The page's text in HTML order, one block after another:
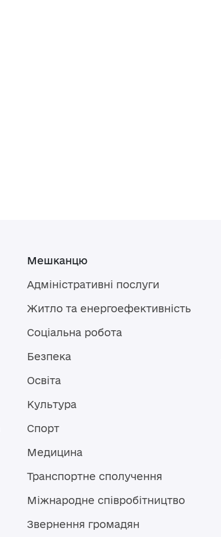
Мешканцю
Адміністративні послуги
Житло та енергоефективність
Соціальна робота
Безпека
Освіта
Культура
Спорт
Медицина
Транспортне сполучення
Міжнародне співробітництво
Звернення громадян